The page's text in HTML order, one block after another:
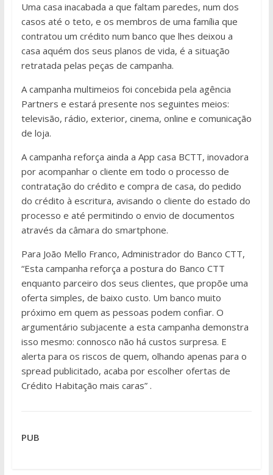
Uma casa inacabada a que faltam paredes, num dos
casos até o teto, e os membros de uma família que
contratou um crédito num banco que lhes deixou a
casa aquém dos seus planos de vida, é a situação
retratada pelas peças de campanha.
A campanha multimeios foi concebida pela agência
Partners e estará presente nos seguintes meios:
televisão, rádio, exterior, cinema, online e comunicação
de loja.
A campanha reforça ainda a App casa BCTT, inovadora
por acompanhar o cliente em todo o processo de
contratação do crédito e compra de casa, do pedido
do crédito à escritura, avisando o cliente do estado do
processo e até permitindo o envio de documentos
através da câmara do smartphone.
Para João Mello Franco, Administrador do Banco CTT,
“Esta campanha reforça a postura do Banco CTT
enquanto parceiro dos seus clientes, que propõe uma
oferta simples, de baixo custo. Um banco muito
próximo em quem as pessoas podem confiar. O
argumentário subjacente a esta campanha demonstra
isso mesmo: connosco não há custos surpresa. E
alerta para os riscos de quem, olhando apenas para o
spread publicitado, acaba por escolher ofertas de
Crédito Habitação mais caras” .
PUB